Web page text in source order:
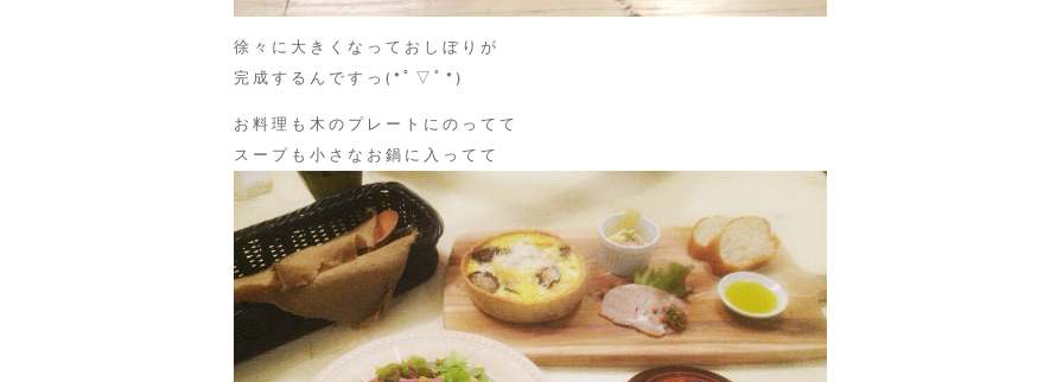
徐々に大きくなっておしぼりが
完成するんですっ(*ﾟ▽ﾟ*)
お料理も木のプレートにのってて
スープも小さなお鍋に入ってて